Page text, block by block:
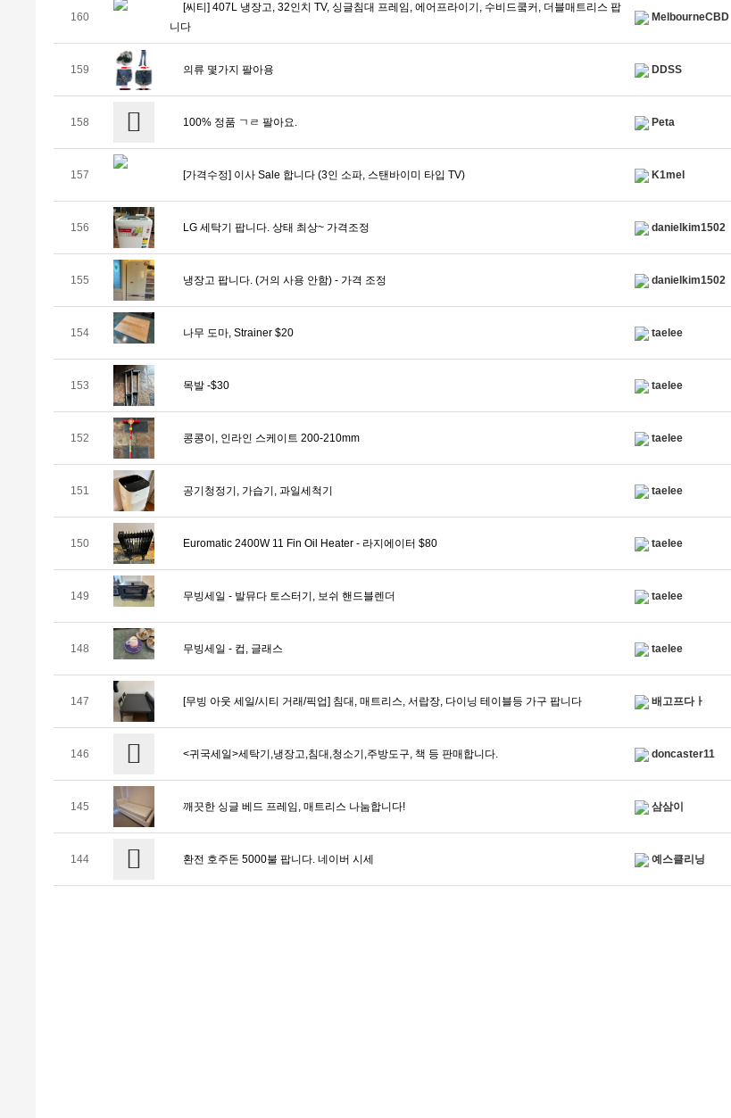
160
[씨티] 407L 냉장고, 32인치 TV, 싱글침대 프레임, 에어프라이기, 수비드쿸커, 더블매트리스 팝
니다
MelbourneCBD
159 의류 몇가지 팔아용 DDSS
158 100% 정품 ㄱㄹ 팔아요. Peta
157 [가격수정] 이사 Sale 합니다 (3인 소파, 스탠바이미 타입 TV) K1mel
156 LG 세탁기 팝니다. 상태 최상~ 가격조정 danielkim1502
155 냉장고 팝니다. (거의 사용 안함) - 가격 조정 danielkim1502
154 나무 도마, Strainer $20 taelee
153 목발 -$30 taelee
152 콩콩이, 인라인 스케이트 200-210mm taelee
151 공기청정기, 가습기, 과일세척기 taelee
150 Euromatic 2400W 11 Fin Oil Heater - 라지에이터 $80 taelee
149 무빙세일 - 발뮤다 토스터기, 보쉬 핸드블렌더 taelee
148 무빙세일 - 컵, 글래스 taelee
147 [무빙 아웃 세일/시티 거래/픽업] 침대, 매트리스, 서랍장, 다이닝 테이블등 가구 팝니다 배고프다ㅏ
146 <귀국세일>세탁기,냉장고,침대,청소기,주방도구, 책 등 판매합니다. doncaster11
145 깨끗한 싱글 베드 프레임, 매트리스 나눔합니다! 삼삼이
144 환전 호주돈 5000불 팝니다. 네이버 시세 예스클리닝